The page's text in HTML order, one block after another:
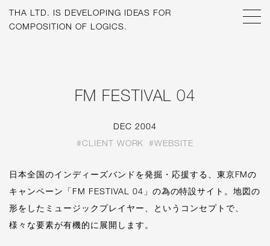
THA LTD. IS DEVELOPING IDEAS FOR
COMPOSITION OF LOGICS.
FM FESTIVAL 04
DEC 2004
#CLIENT WORK
#WEBSITE
日本全国のインディーズバンドを発掘・応援する、東京FMの
キャンペーン「FM FESTIVAL 04」の為の特設サイト。地図の
形をしたミュージックプレイヤー、というコンセプトで、
様々な要素が有機的に展開します。